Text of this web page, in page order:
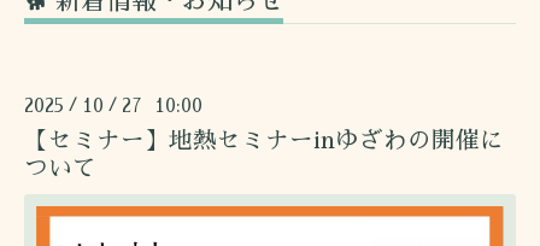
2025 / 10 / 27 10:00
【セミナー】地熱セミナーinゆざわの開催に
ついて